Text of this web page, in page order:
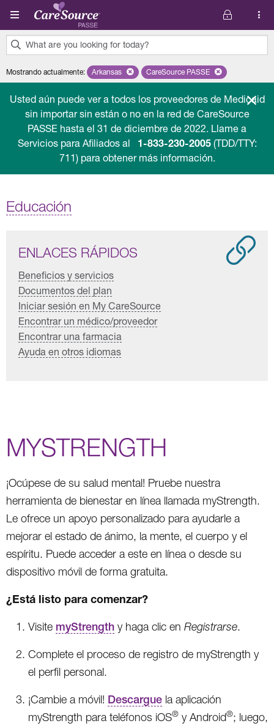
Pasar al contenido principal
What are you looking for today?
results
Mostrando actualmente: Remove selected state 'Arkansas'
Arkansas Remove selected plan
CareSource PASSE
Usted aún puede ver a todos los proveedores de Medicaid
sin importar sin están o no en la red de CareSource
PASSE hasta el 31 de diciembre de 2022. Llame a
Servicios para Afiliados al 1-833-230-2005(TDD/TTY:
711) para obtener más información.
Educación
ENLACES RÁPIDOS
Beneficios y servicios
Documentos del plan
Iniciar sesión en My CareSource
Encontrar un médico/proveedor
Encontrar una farmacia
Ayuda en otros idiomas
MYSTRENGTH
¡Ocúpese de su salud mental! Pruebe nuestra
herramienta de bienestar en línea llamada myStrength.
Le ofrece un apoyo personalizado para ayudarle a
mejorar el estado de ánimo, la mente, el cuerpo y el
espíritu. Puede acceder a este en línea o desde su
dispositivo móvil de forma gratuita.
¿Está listo para comenzar?
Visite myStrength y haga clic en Registrarse.
Complete el proceso de registro de myStrength y
el perfil personal.
¡Cambie a móvil! Descargue la aplicación
myStrength para teléfonos iOS® y Android®; luego,